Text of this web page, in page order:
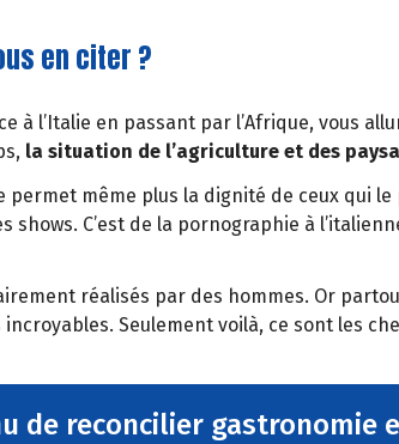
en citer ?
à l’Italie en passant par l’Afrique, vous
la situation de l’agriculture et des
permet même plus la dignité de ceux
C’est de la pornographie à
réalisés par des hommes. Or
Seulement voilà, ce sont les
de reconcilier gastronomie